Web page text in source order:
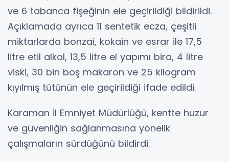
ve 6 tabanca fişeğinin ele geçirildiği bildirildi.
Açıklamada ayrıca 11 sentetik ecza, çeşitli
miktarlarda bonzai, kokain ve esrar ile 17,5
litre etil alkol, 13,5 litre el yapımı bira, 4 litre
viski, 30 bin boş makaron ve 25 kilogram
kıyılmış tütünün ele geçirildiği ifade edildi.
Karaman İl Emniyet Müdürlüğü, kentte huzur
ve güvenliğin sağlanmasına yönelik
çalışmaların sürdüğünü bildirdi.